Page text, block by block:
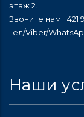
этаж 2.
Звоните нам +421
Тел/Viber/
Наши